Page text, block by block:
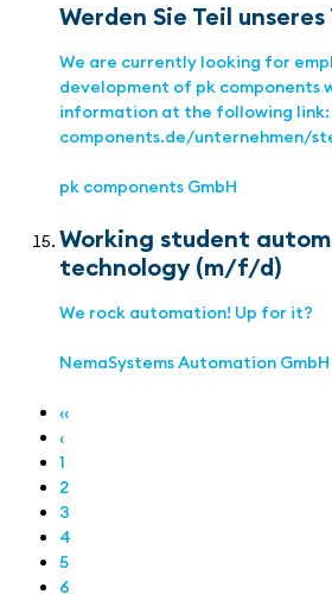
Werden Sie Teil unseres
We are currently looking for
development of pk components
information at the following link:
components.de/unternehmen/
pk components GmbH
Working student
technology (m/f/d)
We rock automation! Up for it?
NemaSystems Automation GmbH
‹‹
‹
1
2
3
4
5
6